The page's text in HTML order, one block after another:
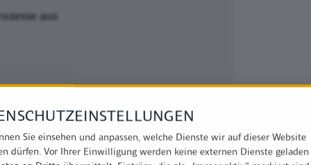
aus
Sie einsehen und anpassen, welche Dienste wir auf dieser Website
dürfen. Vor Ihrer Einwilligung werden keine externen Dienste